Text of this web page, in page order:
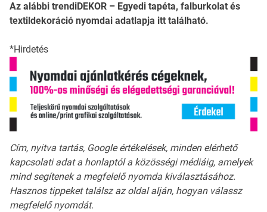
Az alábbi trendiDEKOR – Egyedi tapéta, falburkolat és
textildekoráció nyomdai adatlapja itt található.
*Hirdetés
Cím, nyitva tartás, Google értékelések, minden elérhető
kapcsolati adat a honlaptól a közösségi médiáig, amelyek
mind segítenek a megfelelő nyomda kiválasztásához.
Hasznos tippeket találsz az oldal alján, hogyan válassz
megfelelő nyomdát.